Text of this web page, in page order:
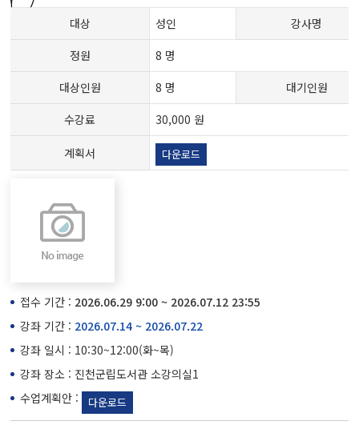
대상 성인
강사명
정원
8 명
대상인원
8 명
대기인원
수강료
30,000 원
계획서 다운로드
접수 기간 : 2026.06.29 9:00 ~ 2026.07.12 23:55
강좌 기간 : 2026.07.14 ~ 2026.07.22
강좌 일시 : 10:30~12:00(화~목)
강좌 장소 : 진천군립도서관 소강의실1
수업계획안 :
다운로드